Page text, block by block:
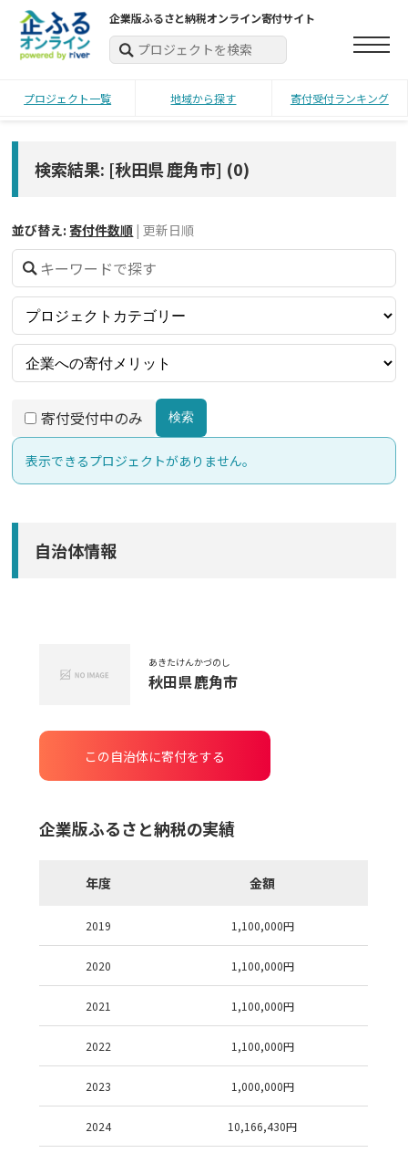
企業版ふるさと納税オンライン寄付サイト
プロジェクト一覧 地域から探す 寄付受付ランキング
検索結果: [秋田県 鹿角市] (0)
並び替え: 寄付件数順 | 更新日順
寄付受付中のみ 検索
表示できるプロジェクトがありません。
自治体情報
あきたけん
秋田県
かづのし
鹿角市
この自治体に寄付をする
企業版ふるさと納税の実績
年度 金額
2019 1,100,000円
2020 1,100,000円
2021 1,100,000円
2022 1,100,000円
2023 1,000,000円
2024 10,166,430円